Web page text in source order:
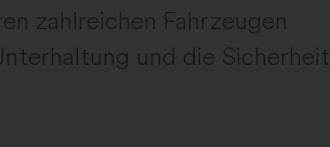
zahlreichen Fahrzeugen
und die Sicherheit